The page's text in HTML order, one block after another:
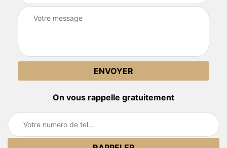
On vous rappelle gratuitement